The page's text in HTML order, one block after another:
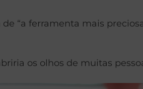
“a ferramenta mais
os olhos de muitas